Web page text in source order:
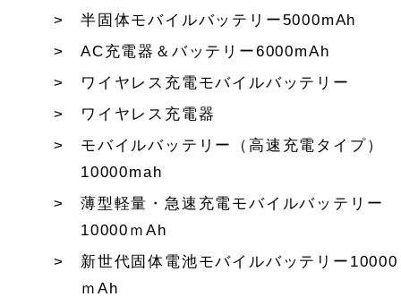
半固体モバイルバッテリー5000mAh
AC充電器＆バッテリー6000mAh
ワイヤレス充電モバイルバッテリー
ワイヤレス充電器
モバイルバッテリー（高速充電タイプ）
10000mah
薄型軽量・急速充電モバイルバッテリー
10000ｍAh
新世代固体電池モバイルバッテリー10000
ｍAh